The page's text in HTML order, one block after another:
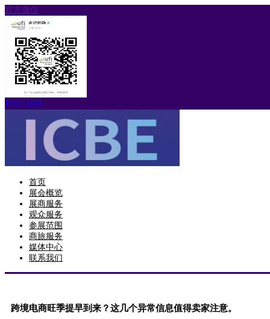
官方微信
ENGLISH
首页
展会概览
展商服务
观众服务
参展范围
商旅服务
媒体中心
联系我们
跨境电商旺季提早到来？这几个异常信息值得卖家注意。